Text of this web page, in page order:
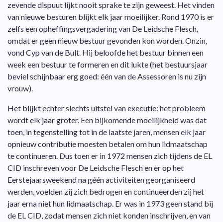
zevende dispuut lijkt nooit sprake te zijn geweest. Het vinden
van nieuwe besturen blijkt elk jaar moeilijker. Rond 1970 is er
zelfs een opheffingsvergadering van De Leidsche Flesch,
omdat er geen nieuw bestuur gevonden kon worden. Onzin,
vond Cyp van de Bult. Hij beloofde het bestuur binnen een
week een bestuur te formeren en dit lukte (het bestuursjaar
beviel schijnbaar erg goed: één van de Assessoren is nu zijn
vrouw).
Het blijkt echter slechts uitstel van executie: het probleem
wordt elk jaar groter. Een bijkomende moeilijkheid was dat
toen, in tegenstelling tot in de laatste jaren, mensen elk jaar
opnieuw contributie moesten betalen om hun lidmaatschap
te continueren. Dus toen er in 1972 mensen zich tijdens de EL
CID inschreven voor De Leidsche Flesch en er op het
Eerstejaarsweekend na géén activiteiten georganiseerd
werden, voelden zij zich bedrogen en continueerden zij het
jaar erna niet hun lidmaatschap. Er was in 1973 geen stand bij
de EL CID, zodat mensen zich niet konden inschrijven, en van